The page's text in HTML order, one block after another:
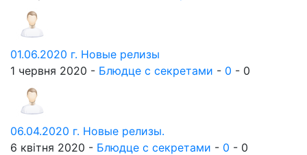
01.06.2020 г. Новые релизы
1 червня 2020 - Блюдце с секретами - 0 - 0
06.04.2020 г. Новые релизы.
6 квітня 2020 - Блюдце с секретами - 0 - 0